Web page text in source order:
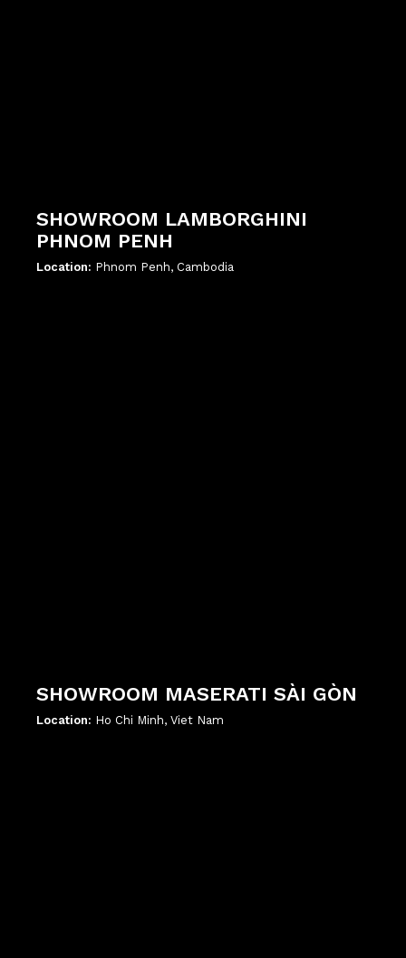
SHOWROOM LAMBORGHINI
PHNOM PENH
Location: Phnom Penh, Cambodia
SHOWROOM MASERATI SÀI GÒN
Location: Ho Chi Minh, Viet Nam